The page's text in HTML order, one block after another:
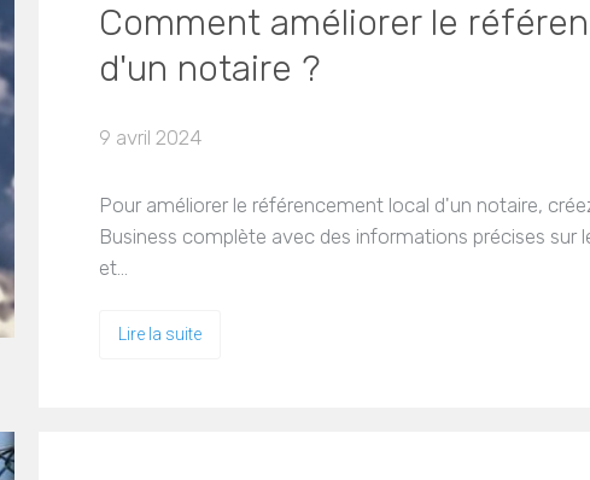
Comment améliorer le
d'un notaire ?
9 avril 2024
Pour améliorer le référencement local d'un notaire,
Business complète avec des informations précises sur
et…
Lire la suite